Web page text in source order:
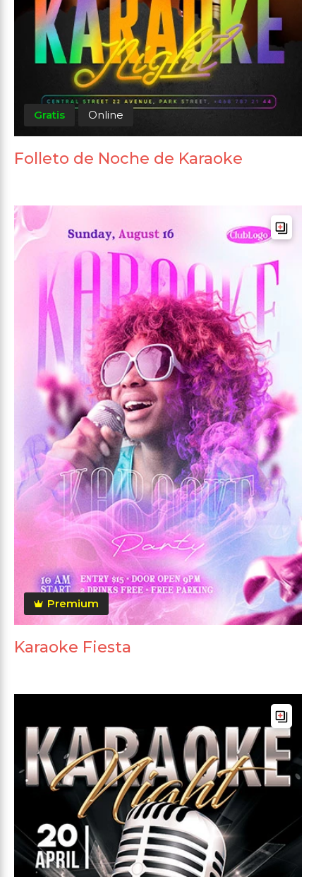
Gratis Online
Folleto de Noche de Karaoke
Premium
Karaoke Fiesta